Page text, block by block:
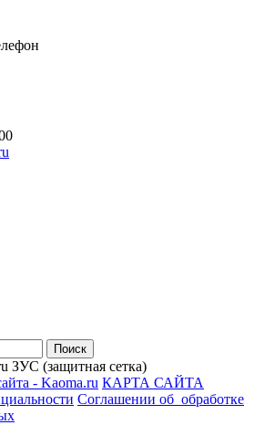
ЗУС (защитная сетка)
- Kaoma.ru КАРТА САЙТА
Соглашении об обработке